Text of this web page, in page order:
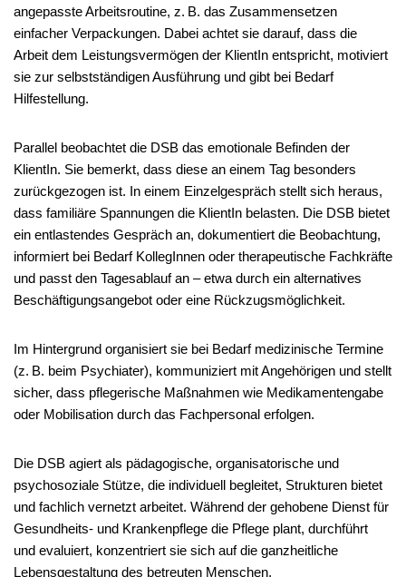
angepasste Arbeitsroutine, z. B. das Zusammensetzen
einfacher Verpackungen. Dabei achtet sie darauf, dass die
Arbeit dem Leistungsvermögen der KlientIn entspricht, motiviert
sie zur selbstständigen Ausführung und gibt bei Bedarf
Hilfestellung.
Parallel beobachtet die DSB das emotionale Befinden der
KlientIn. Sie bemerkt, dass diese an einem Tag besonders
zurückgezogen ist. In einem Einzelgespräch stellt sich heraus,
dass familiäre Spannungen die KlientIn belasten. Die DSB bietet
ein entlastendes Gespräch an, dokumentiert die Beobachtung,
informiert bei Bedarf KollegInnen oder therapeutische Fachkräfte
und passt den Tagesablauf an – etwa durch ein alternatives
Beschäftigungsangebot oder eine Rückzugsmöglichkeit.
Im Hintergrund organisiert sie bei Bedarf medizinische Termine
(z. B. beim Psychiater), kommuniziert mit Angehörigen und stellt
sicher, dass pflegerische Maßnahmen wie Medikamentengabe
oder Mobilisation durch das Fachpersonal erfolgen.
Die DSB agiert als pädagogische, organisatorische und
psychosoziale Stütze, die individuell begleitet, Strukturen bietet
und fachlich vernetzt arbeitet. Während der gehobene Dienst für
Gesundheits- und Krankenpflege die Pflege plant, durchführt
und evaluiert, konzentriert sie sich auf die ganzheitliche
Lebensgestaltung des betreuten Menschen.